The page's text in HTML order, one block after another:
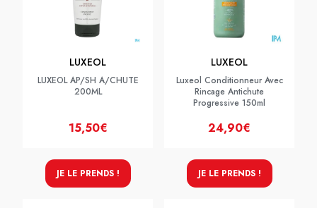
LUXEOL
LUXEOL AP/SH A/CHUTE
200ML
15,50€
JE LE PRENDS !
LUXEOL
Luxeol Conditionneur Avec
Rincage Antichute
Progressive 150ml
24,90€
JE LE PRENDS !